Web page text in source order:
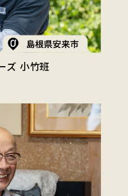
ズ 小竹班